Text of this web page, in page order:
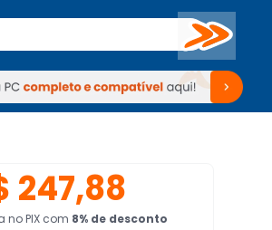
Buscar
Periféricos TV Venda no KaBuM!
TV Venda no KaBuM!
247,88
no PIX com 8% de desconto